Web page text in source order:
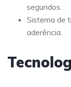
segundos.
Sistema de
aderência.